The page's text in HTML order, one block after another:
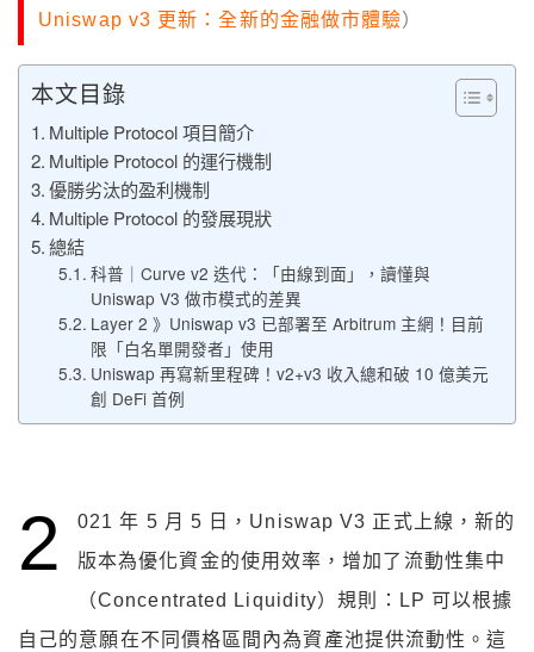
Uniswap v3 更新：全新的金融做市體驗）
本文目錄
Multiple Protocol 項目簡介
Multiple Protocol 的運行機制
優勝劣汰的盈利機制
Multiple Protocol 的發展現狀
總結
科普｜Curve v2 迭代：「由線到面」，讀懂與
Uniswap V3 做市模式的差異
Layer 2 》Uniswap v3 已部署至 Arbitrum 主網！目前
限「白名單開發者」使用
Uniswap 再寫新里程碑！v2+v3 收入總和破 10 億美元
創 DeFi 首例
2
021 年 5 月 5 日，Uniswap V3 正式上線，新的
版本為優化資金的使用效率，增加了流動性集中
（Concentrated Liquidity）規則：LP 可以根據
自己的意願在不同價格區間內為資產池提供流動性。這